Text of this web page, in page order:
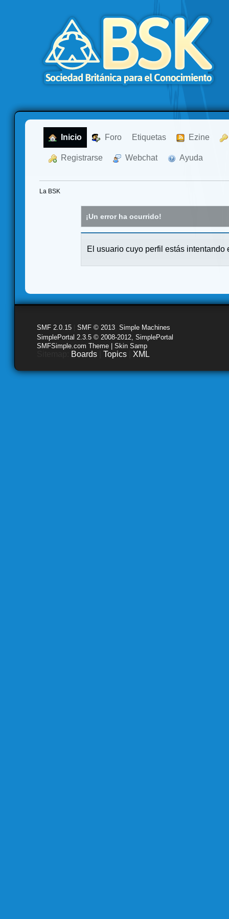
Inicio Foro Etiquetas Ezine
Registrarse Webchat Ayuda
La BSK
¡Un error ha ocurrido!
El usuario cuyo perfil estás intentando
SMF 2.0.15 SMF © 2013 Simple Machines
SimplePortal 2.3.5 © 2008-2012, SimplePortal
SMFSimple.com Theme | Skin Samp
Boards Topics XML